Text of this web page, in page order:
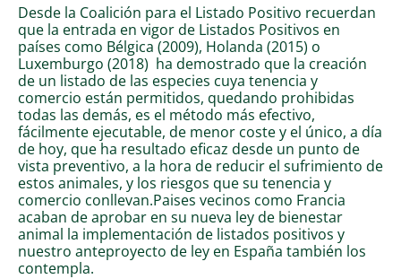
Desde la Coalición para el Listado Positivo recuerdan
que la entrada en vigor de Listados Positivos en
países como Bélgica (2009), Holanda (2015) o
Luxemburgo (2018) ha demostrado que la creación
de un listado de las especies cuya tenencia y
comercio están permitidos, quedando prohibidas
todas las demás, es el método más efectivo,
fácilmente ejecutable, de menor coste y el único, a día
de hoy, que ha resultado eficaz desde un punto de
vista preventivo, a la hora de reducir el sufrimiento de
estos animales, y los riesgos que su tenencia y
comercio conllevan.Paises vecinos como Francia
acaban de aprobar en su nueva ley de bienestar
animal la implementación de listados positivos y
nuestro anteproyecto de ley en España también los
contempla.